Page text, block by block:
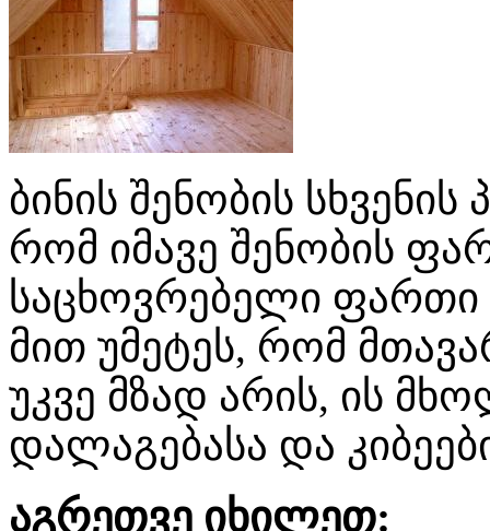
ბინის შენობის
რომ იმავე შენობის
საცხოვრებელი ფართი
მით უმეტეს, რომ
უკვე მზად არის, ის
დალაგებასა და
აგრეთვე იხილეთ: